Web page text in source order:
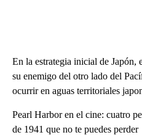
En la estrategia inicial de Japón,
su enemigo del otro lado del
ocurrir en aguas territoriales
Pearl Harbor en el cine: cuatro
de 1941 que no te puedes perder